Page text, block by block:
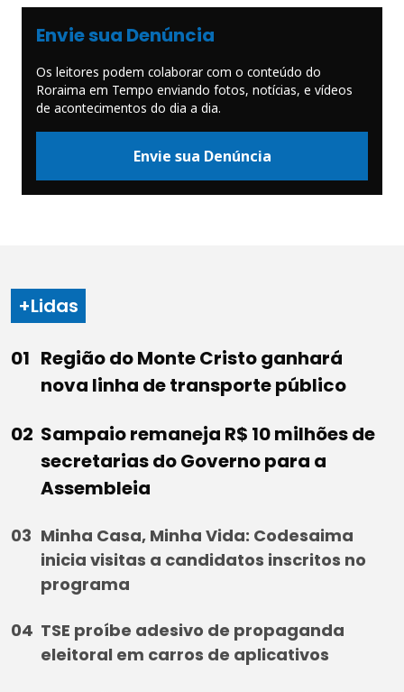
Envie sua Denúncia
Os leitores podem colaborar com o conteúdo do
Roraima em Tempo enviando fotos, notícias, e vídeos
de acontecimentos do dia a dia.
Envie sua Denúncia
+Lidas
Região do Monte Cristo ganhará
nova linha de transporte público
Sampaio remaneja R$ 10 milhões de
secretarias do Governo para a
Assembleia
Minha Casa, Minha Vida: Codesaima
inicia visitas a candidatos inscritos no
programa
TSE proíbe adesivo de propaganda
eleitoral em carros de aplicativos